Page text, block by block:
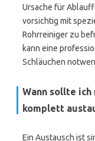
Ursache für
vorsichtig mit
Rohrreiniger zu
kann eine
Schläuchen
Wann sollte
komplett
Ein Austausch ist